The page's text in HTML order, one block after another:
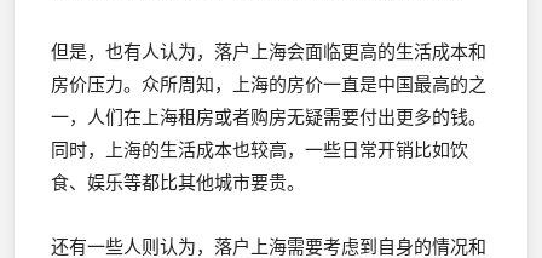
但是，也有人认为，落户上海会面临更高的生活成本和
房价压力。众所周知，上海的房价一直是中国最高的之
一，人们在上海租房或者购房无疑需要付出更多的钱。
同时，上海的生活成本也较高，一些日常开销比如饮
食、娱乐等都比其他城市要贵。
还有一些人则认为，落户上海需要考虑到自身的情况和